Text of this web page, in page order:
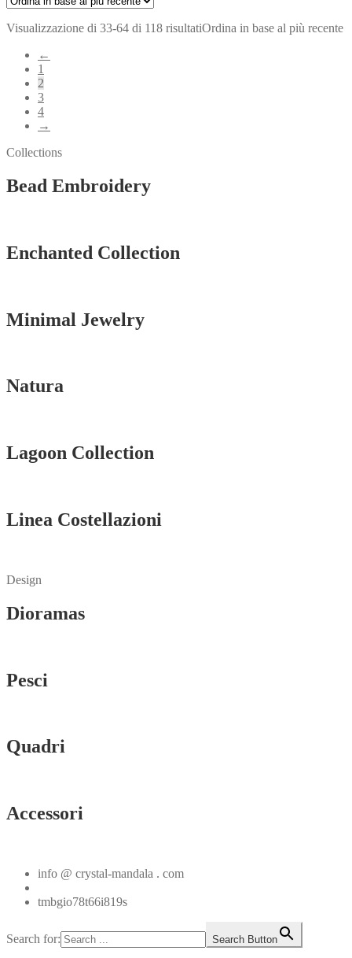
Visualizzazione di 33-64 di 118 risultatiOrdina in base al più recente
←
1
2
3
4
→
Collections
Bead Embroidery
Enchanted Collection
Minimal Jewelry
Natura
Lagoon Collection
Linea Costellazioni
Design
Dioramas
Pesci
Quadri
Accessori
info @ crystal-mandala . com
tmbgio78t66i819s
Search for: Search Button